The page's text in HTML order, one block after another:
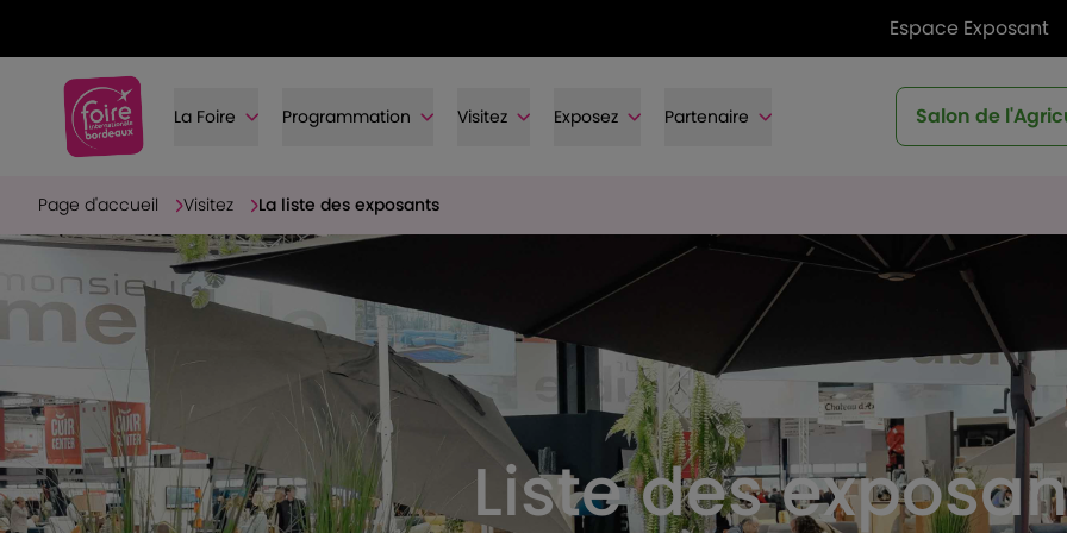
Espace Exposant
La Foire Programmation Visitez Exposez Partenaire Salon de
Page d'accueil Visitez La liste des exposants
Liste des